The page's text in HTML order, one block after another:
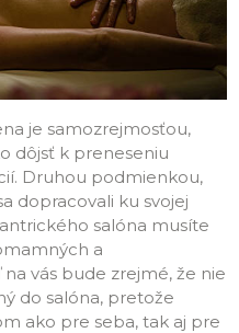
je samozrejmosťou,
dôjsť k preneseniu
Druhou podmienkou,
dopracovali ku svojej
salóna musíte
a
vás bude zrejmé, že nie
do salóna, pretože
ako pre seba, tak aj pre